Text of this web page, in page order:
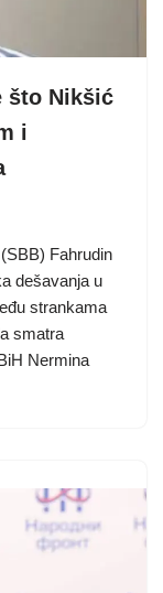
što Nikšić
i
Fahrudin
dešavanja u
strankama
smatra
Nermina